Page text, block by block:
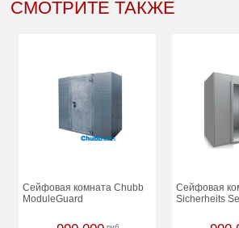
СМОТРИТЕ ТАКЖЕ
Сейфовая комната Chubb
ModuleGuard
Сейфовая
Sicherheits